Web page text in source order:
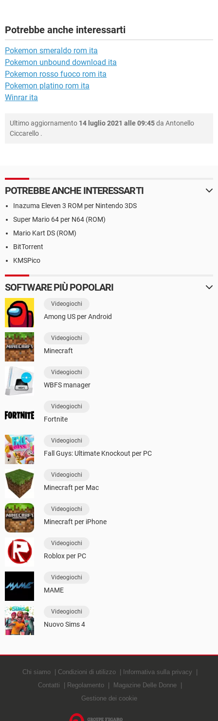
Potrebbe anche interessarti
Pokemon smeraldo rom ita
Pokemon unbound download ita
Pokemon rosso fuoco rom ita
Pokemon platino rom ita
Winrar ita
Ultimo aggiornamento 14 luglio 2021 alle 09:45da Antonello
Ciccarello .
POTREBBE ANCHE INTERESSARTI
Inazuma Eleven 3 ROM per Nintendo 3DS
Super Mario 64 per N64 (ROM)
Mario Kart DS (ROM)
BitTorrent
KMSPico
SOFTWARE PIÙ POPOLARI
Videogiochi
Among US per Android
Videogiochi
Minecraft
Videogiochi
WBFS manager
Videogiochi
Fortnite
Videogiochi
Fall Guys: Ultimate Knockout per PC
Videogiochi
Minecraft per Mac
Videogiochi
Minecraft per iPhone
Videogiochi
Roblox per PC
Videogiochi
MAME
Videogiochi
Nuovo Sims 4
Chi siamo Condizioni di utilizzo
Informativa sulla privacy
Contatti
Regolamento
Magazine Delle Donne
Gestione dei cookie